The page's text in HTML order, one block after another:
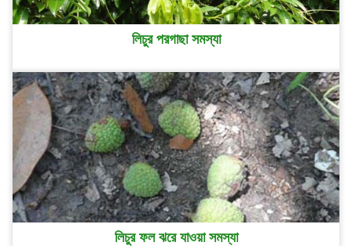
লিচুর পরগাছা সমস্যা
লিচুর ফল ঝরে যাওয়া সমস্যা